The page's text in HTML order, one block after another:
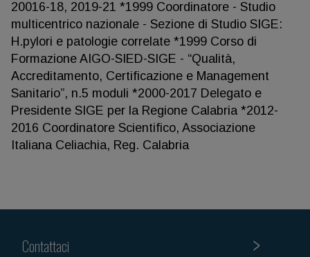
20016-18, 2019-21 *1999 Coordinatore - Studio
multicentrico nazionale - Sezione di Studio SIGE:
H.pylori e patologie correlate *1999 Corso di
Formazione AIGO-SIED-SIGE - “Qualità,
Accreditamento, Certificazione e Management
Sanitario”, n.5 moduli *2000-2017 Delegato e
Presidente SIGE per la Regione Calabria *2012-
2016 Coordinatore Scientifico, Associazione
Italiana Celiachia, Reg. Calabria
Contattaci